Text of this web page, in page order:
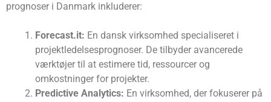
prognoser i Danmark inkluderer:
Forecast.it: En dansk virksomhed specialiseret i
projektledelsesprognoser. De tilbyder avancerede
værktøjer til at estimere tid, ressourcer og
omkostninger for projekter.
Predictive Analytics: En virksomhed, der fokuserer på